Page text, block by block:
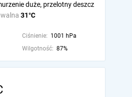
31°C
duże, przelotny deszcz
Ciśnienie: 1001 hPa
Wilgotność: 87%